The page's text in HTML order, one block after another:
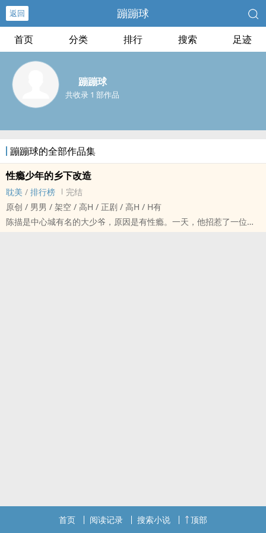
返回 蹦蹦球
首页 分类 排行 搜索 足迹
蹦蹦球
共收录 1 部作品
蹦蹦球的全部作品集
性瘾少年的乡下改造
耽美 / 排行榜
完结
原创 / 男男 / 架空 / ‍‎‍高‌‌H‍ / 正剧 / ‍‎‍高‌‌H‍ / H有
陈描是中心城有名的大少爷，原因是有性瘾。一天，他招惹了一位他
首页 阅读记录 搜索小说 顶部